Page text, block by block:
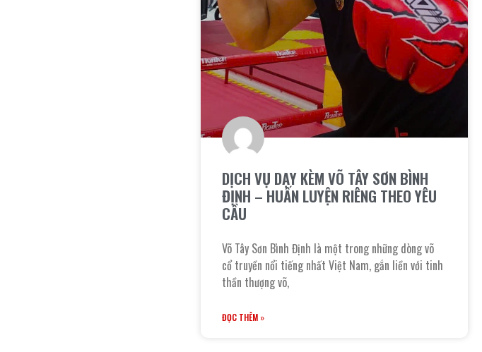
DỊCH VỤ DẠY KÈM VÕ TÂY SƠN BÌNH
ĐỊNH – HUẤN LUYỆN RIÊNG THEO YÊU
CẦU
Võ Tây Sơn Bình Định là một trong những dòng võ
cổ truyền nổi tiếng nhất Việt Nam, gắn liền với tinh
thần thượng võ,
ĐỌC THÊM »